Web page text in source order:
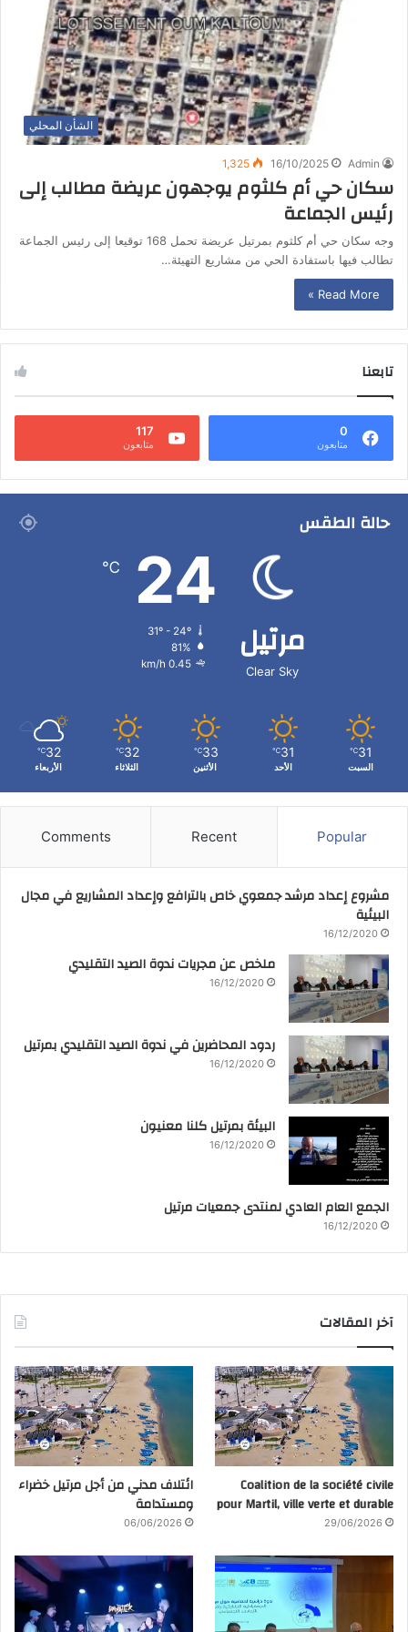
الشأن المحلي
Admin
16/10/2025
1,325
سكان حي أم كلثوم يوجهون عريضة مطالب إلى
رئيس الجماعة
وجه سكان حي أم كلثوم بمرتيل عريضة تحمل 168 توقيعا إلى رئيس الجماعة
تطالب فيها باستفادة الحي من مشاريع التهيئة…
Read More »
تابعنا
0
متابعون
117
متابعون
حالة الطقس
مرتيل
Clear Sky
24
℃
31º - 24º
81%
0.45 km/h
31
℃
السبت
31
℃
الأحد
33
℃
الأثنين
32
℃
الثلاثاء
32
℃
الأربعاء
Popular
Recent
Comments
مشروع إعداد مرشد جمعوي خاص بالترافع وإعداد المشاريع في مجال
البيئية
16/12/2020
ملخص عن مجريات ندوة الصيد التقليدي
16/12/2020
ردود المحاضرين في ندوة الصيد التقليدي بمرتيل
16/12/2020
البيئة بمرتيل كلنا معنيون
16/12/2020
الجمع العام العادي لمنتدى جمعيات مرتيل
16/12/2020
آخر المقالات
Coalition de la société civile
pour Martil, ville verte et durable
29/06/2026
ائتلاف مدني من أجل مرتيل خضراء
ومستدامة
06/06/2026